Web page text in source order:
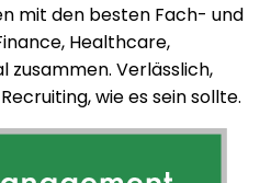
mit den besten Fach- und
, Healthcare,
zusammen. Verlässlich,
wie es sein sollte.